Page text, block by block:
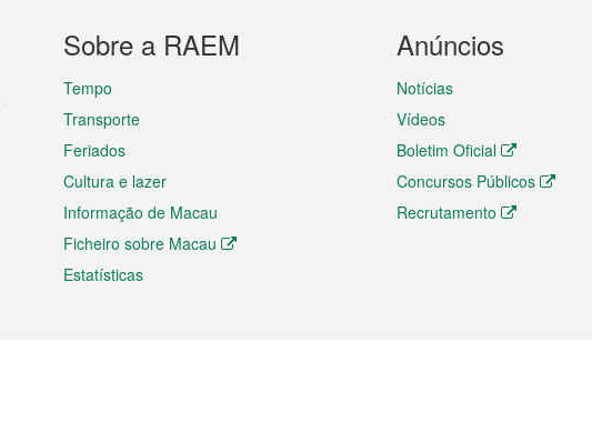
Sobre a RAEM
Tempo
Transporte
Feriados
Cultura e lazer
Informação de Macau
Ficheiro sobre Macau
Estatísticas
Anúncios
Notícias
Vídeos
Boletim Oficial
Concursos Públicos
Recrutamento